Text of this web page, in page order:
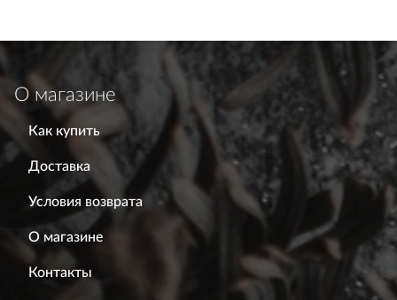
О магазине
Как купить
Доставка
Условия возврата
О магазине
Контакты